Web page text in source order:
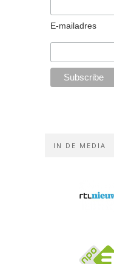
E-mailadres
IN DE MEDIA